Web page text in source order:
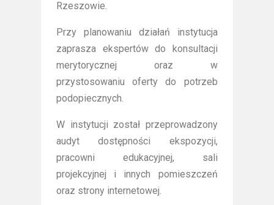
Rzeszowie.
Przy planowaniu działań instytucja
zaprasza ekspertów do konsultacji
merytorycznej oraz w
przystosowaniu oferty do potrzeb
podopiecznych.
W instytucji został przeprowadzony
audyt dostępności ekspozycji,
pracowni edukacyjnej, sali
projekcyjnej i innych pomieszczeń
oraz strony internetowej.